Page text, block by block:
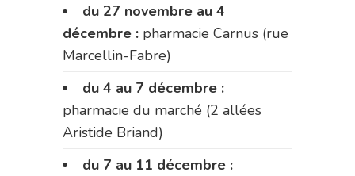
du 27 novembre au 4
décembre : pharmacie Carnus (rue
Marcellin-Fabre)
du 4 au 7 décembre :
pharmacie du marché (2 allées
Aristide Briand)
du 7 au 11 décembre :